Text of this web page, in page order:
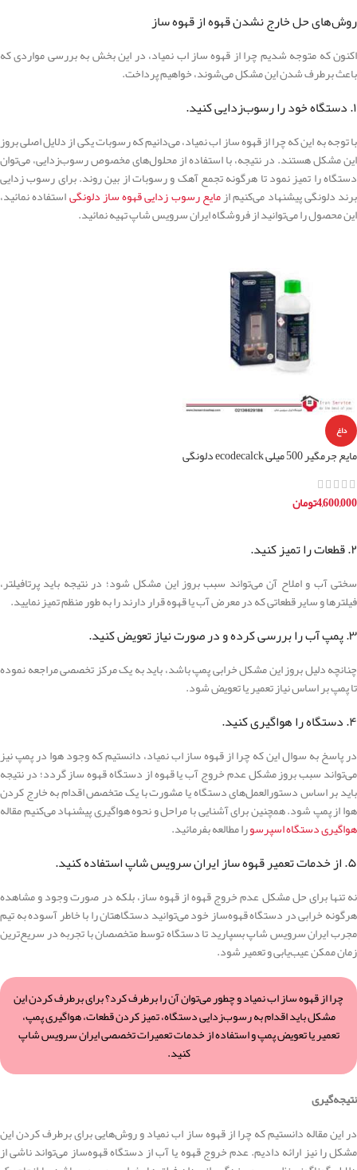
روش‌های حل خارج نشدن قهوه از قهوه ساز
اکنون که متوجه شدیم چرا از قهوه ساز اب نمیاد، در این بخش به بررسی مواردی که
باعث برطرف شدن این مشکل می‌شوند، خواهیم پرداخت.
۱. دستگاه خود را رسوب‌زدایی کنید.
با توجه به این که چرا از قهوه ساز اب نمیاد، می‌دانیم که رسوبات یکی از دلایل اصلی بروز
این مشکل هستند. در نتیجه، با استفاده از محلول‌های مخصوص رسوب‌زدایی، می‌توان
دستگاه را تمیز نمود تا هرگونه تجمع آهک و رسوبات از بین روند. برای رسوب زدایی
برند دلونگی پیشنهاد می‌کنیم ازمایع رسوب زدایی قهوه ساز دلونگیاستفاده نمائید،
این محصول را می‌توانید از فروشگاه ایران سرویس شاپ تهیه نمائید.
داغ
مایع جرمگیر 500 میلی ecodecalck دلونگی
4,600,000تومان
۲. قطعات را تمیز کنید.
سختی آب و املاح آن می‌تواند سبب بروز این مشکل شود؛ در نتیجه باید پرتافیلتر،
فیلترها و سایر قطعاتی که در معرض آب یا قهوه قرار دارند را به طور منظم تمیز نمایید.
۳. پمپ آب را بررسی کرده و در صورت نیاز تعویض کنید.
چنانچه دلیل بروز این مشکل خرابی پمپ باشد، باید به یک مرکز تخصصی مراجعه نموده
تا پمپ بر اساس نیاز تعمیر یا تعویض شود.
۴. دستگاه را هواگیری کنید.
در پاسخ به سوال این که چرا از قهوه ساز اب نمیاد، دانستیم که وجود هوا در پمپ نیز
می‌تواند سبب بروز مشکل عدم خروج آب یا قهوه از دستگاه قهوه ساز گردد؛ در نتیجه
باید بر اساس دستورالعمل‌های دستگاه یا مشورت با یک متخصص اقدام به خارج کردن
هوا از پمپ شود. همچنین برای آشنایی با مراحل و نحوه‌ هواگیری پیشنهاد می‌کنیم مقاله
هواگیری دستگاه اسپرسورا مطالعه بفرمائید.
۵. از خدمات تعمیر قهوه ساز ایران سرویس شاپ استفاده کنید.
نه تنها برای حل مشکل عدم خروج قهوه از قهوه ساز، بلکه در صورت وجود و مشاهده
هرگونه خرابی در دستگاه قهوه‌ساز خود می‌توانید دستگاهتان را با خاطر آسوده به تیم
مجرب ایران سرویس شاپ بسپارید تا دستگاه توسط متخصصان با تجربه در سریع‌ترین
زمان ممکن عیب‌یابی و تعمیر شود.
چرا از قهوه ساز اب نمیاد و چطور می‌توان آن را برطرف کرد؟ برای برطرف کردن این
مشکل باید اقدام به رسوب‌زدایی دستگاه، تمیز کردن قطعات، هواگیری پمپ،
تعمیر یا تعویض پمپ و استفاده از خدمات تعمیرات تخصصی ایران سرویس شاپ
کنید.
نتیجه‌گیری
در این مقاله دانستیم که چرا از قهوه ساز اب نمیاد و روش‌هایی برای برطرف کردن این
مشکل را نیز ارائه دادیم. عدم خروج قهوه یا آب از دستگاه قهوه‌ساز می‌تواند ناشی از